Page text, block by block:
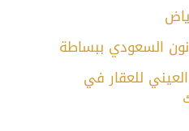
السعودي ببساطة
للعقار في